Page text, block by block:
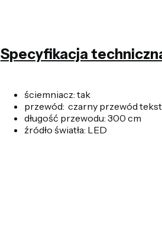
Specyfikacja
ściemniacz: tak
przewód: czarny przewód
długość przewodu: 300 cm
źródło światła: LED